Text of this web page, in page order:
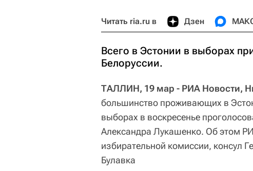
Читать ria.ru в Дзен
Всего в Эстонии в выборах
Белоруссии.
ТАЛЛИН, 19 мар - РИА Новости,
большинство проживающих в
выборах в воскресенье
Александра Лукашенко. Об этом
избирательной комиссии, консул
Булавка